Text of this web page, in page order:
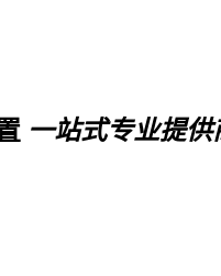
一站式专业提供